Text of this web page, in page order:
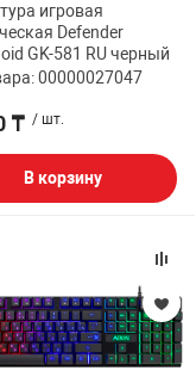
игровая
Defender
GK-581 RU черный
00000027047
₸ / шт.
В корзину